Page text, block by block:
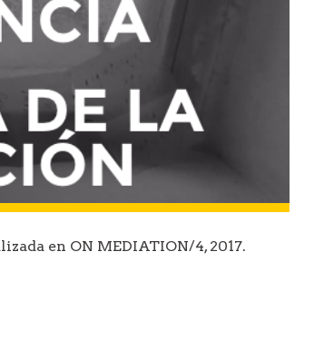
en ON MEDIATION/4, 2017.